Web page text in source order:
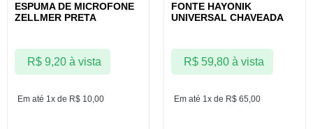
ESPUMA DE MICROFONE
ZELLMER PRETA
Em até 1x de R$ 10,00
R$9,20 à vista
FONTE HAYONIK
UNIVERSAL CHAVEADA
Em até 1x de R$ 65,00
R$59,80 à vista